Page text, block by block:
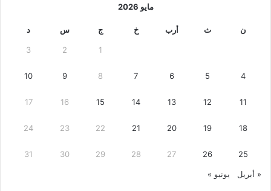
مايو 2026
ن ث أرب خ ج س د
1
2
3
4
5
6
7
8
9
10
11
12
13
14
15
16
17
18
19
20
21
22
23
24
25
26
27
28
29
30
31
« أبريل يونيو »